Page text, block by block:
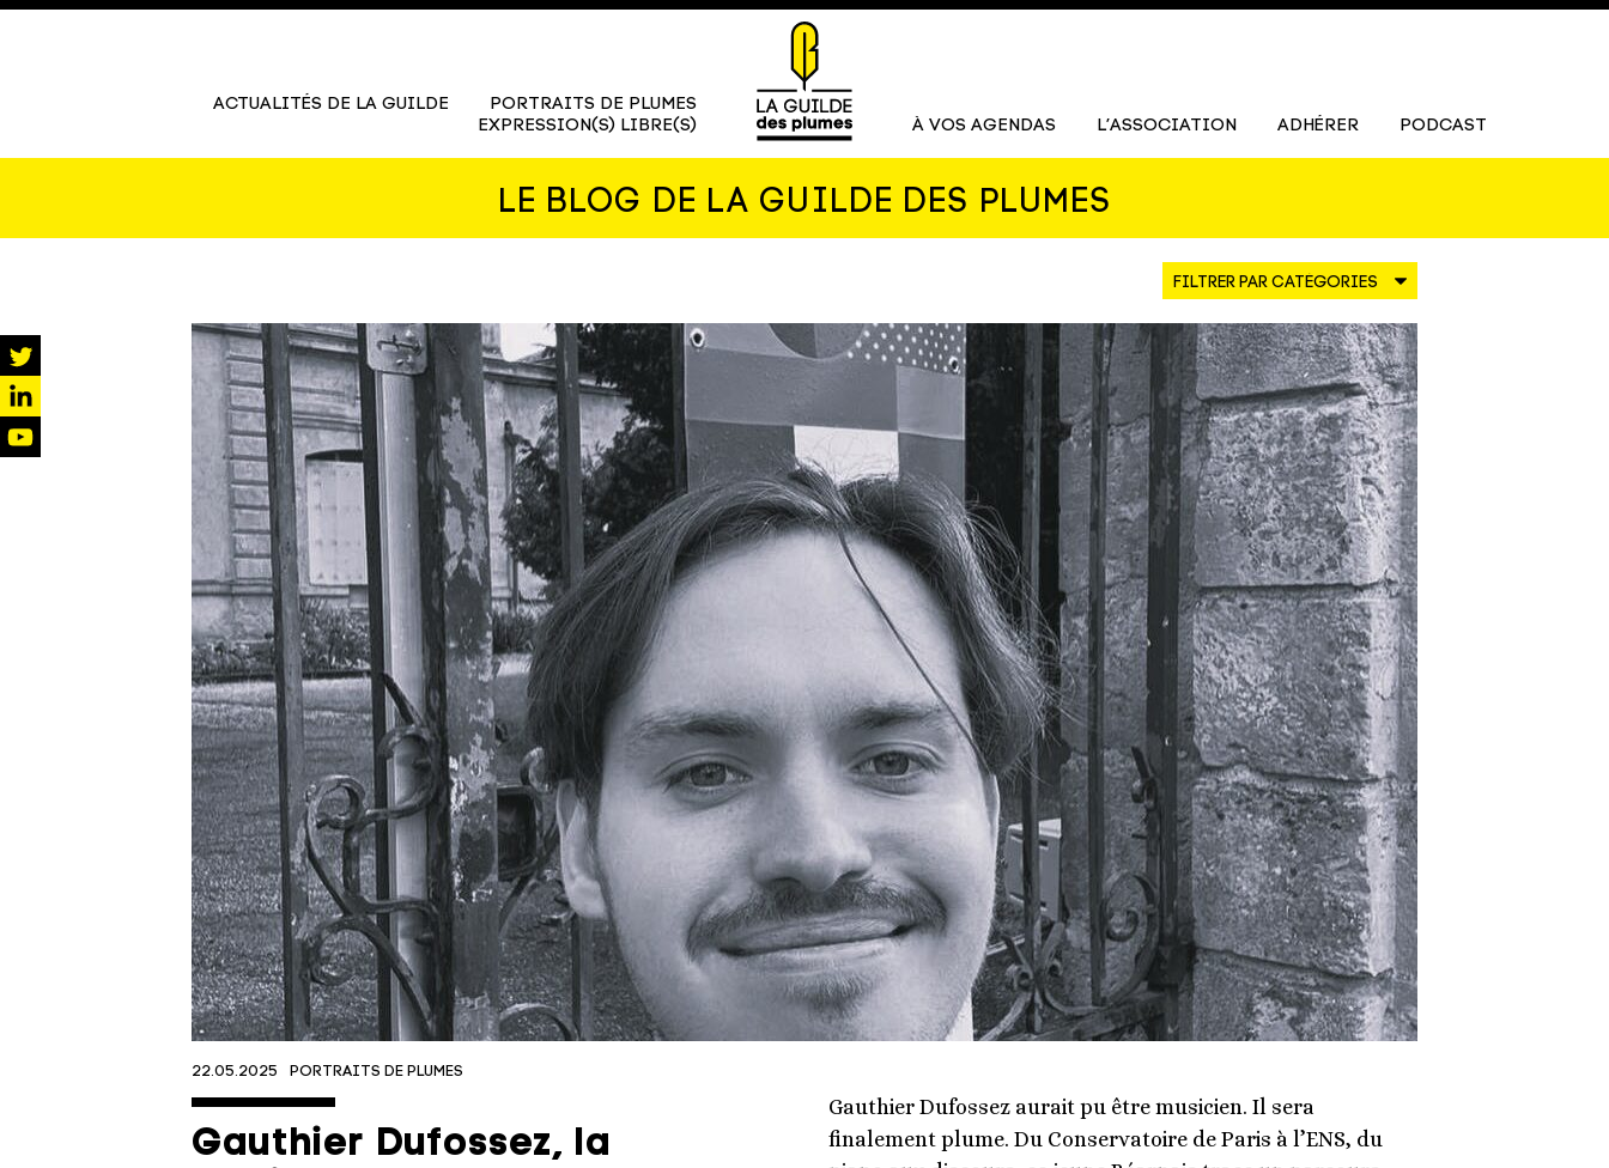
ACTUALITÉS DE LA GUILDE
PORTRAITS DE PLUMES
EXPRESSION(S) LIBRE(S)
À VOS AGENDAS L’ASSOCIATION ADHÉRER PODCAST
LE BLOG DE LA GUILDE DES PLUMES
22.05.2025 PORTRAITS DE PLUMES
Gauthier Dufossez, la
Gauthier Dufossez aurait pu être musicien. Il sera
finalement plume. Du Conservatoire de Paris à l’ENS, du
twitter
linkedin